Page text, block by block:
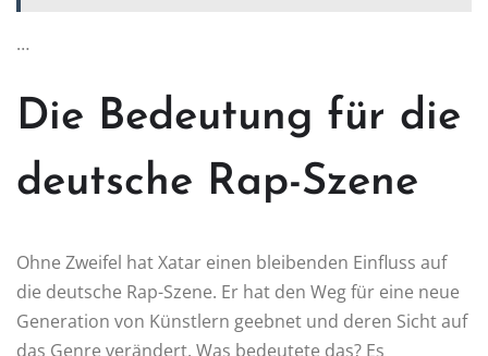
…
Die Bedeutung für die
deutsche Rap-Szene
Ohne Zweifel hat Xatar einen bleibenden Einfluss auf
die deutsche Rap-Szene. Er hat den Weg für eine neue
Generation von Künstlern geebnet und deren Sicht auf
das Genre verändert. Was bedeutete das? Es